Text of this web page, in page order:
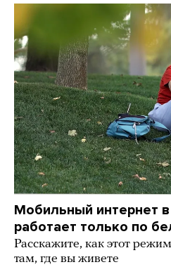
Мобильный интернет
работает только по
Расскажите, как этот
там, где вы живете